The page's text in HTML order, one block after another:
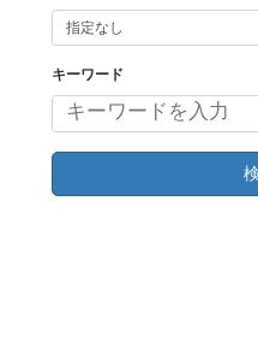
キーワード